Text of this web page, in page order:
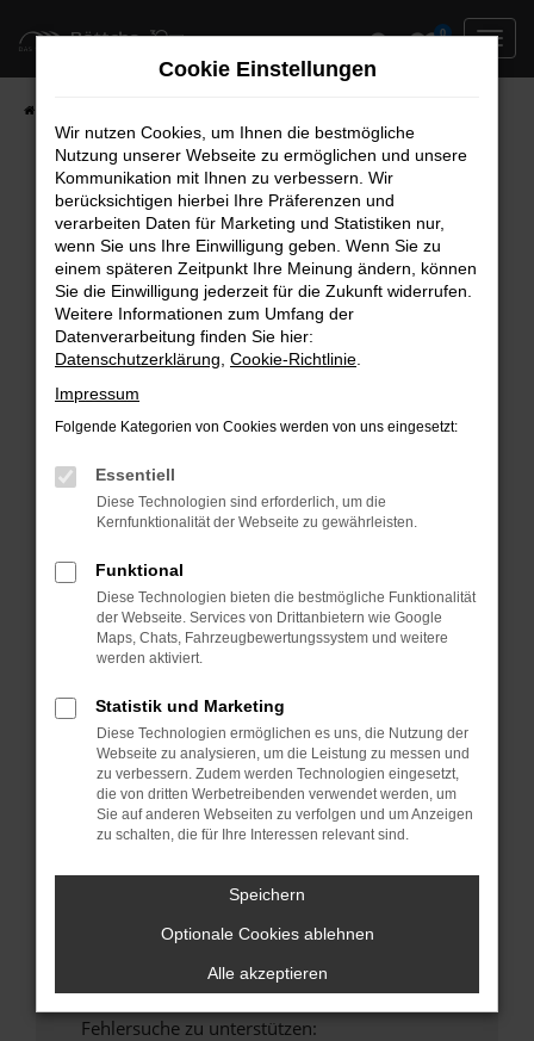
Zum
springen
0
Fehler: Network Error
Beim Laden ist ein Fehler aufgetreten.
Hier sind ein paar Tipps, die dir helfen können:
Überprüfe deine Firewall und deine
Internetverbindung.
Laden andere Webseiten, zum Beispiel deine
Manche Erweiterungen, wie Werbeblocker,
können das Laden bestimmter Seiten
verhindern. Funktioniert die Seite in einem
Fenster?
Starte dein Gerät neu.
Das kann manchmal helfen, vorübergehende
Probleme zu beheben.
Stelle sicher, dass dein Browser und dein
Betriebssystem auf dem neuesten Stand
sind.
Veraltete Software birgt nicht nur ein
Sicherheitsrisiko, sondern kann auch dazu
führen, dass bestimmte Funktionen nicht mehr
Wende dich an den Webseitenbetreiber.
Wenn du alle oben genannten Schritte versucht
hast, kontaktiere uns bitte. Wir werden
versuchen, das Problem zu beheben. Du kannst
uns diesen Text schicken, um uns bei der
Fehlersuche zu unterstützen:
Cookie Einstellungen
Wir nutzen Cookies, um Ihnen die bestmögliche
Nutzung unserer Webseite zu ermöglichen und unsere
Kommunikation mit Ihnen zu verbessern. Wir
berücksichtigen hierbei Ihre Präferenzen und
verarbeiten Daten für Marketing und Statistiken nur,
wenn Sie uns Ihre Einwilligung geben. Wenn Sie zu
einem späteren Zeitpunkt Ihre Meinung ändern, können
Sie die Einwilligung jederzeit für die Zukunft widerrufen.
Weitere Informationen zum Umfang der
Datenverarbeitung finden Sie hier:
Datenschutzerklärung Cookie-Richtlinie
Impressum
Folgende Kategorien von Cookies werden von uns eingesetzt:
Essentiell
Diese Technologien sind erforderlich, um die
Kernfunktionalität der Webseite zu gewährleisten.
Funktional
Diese Technologien bieten die bestmögliche Funktionalität
der Webseite. Services von Drittanbietern wie Google
Maps, Chats, Fahrzeugbewertungssystem und weitere
werden aktiviert.
Statistik und Marketing
Diese Technologien ermöglichen es uns, die Nutzung der
Webseite zu analysieren, um die Leistung zu messen und
zu verbessern. Zudem werden Technologien eingesetzt,
die von dritten Werbetreibenden verwendet werden, um
Sie auf anderen Webseiten zu verfolgen und um Anzeigen
zu schalten, die für Ihre Interessen relevant sind.
Speichern
Optionale Cookies ablehnen
Alle akzeptieren